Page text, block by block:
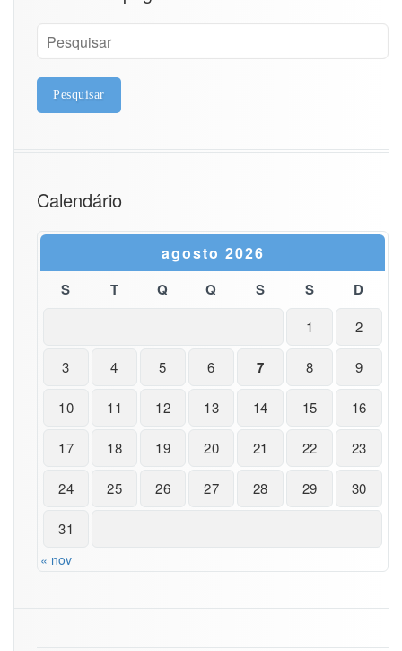
Calendário
agosto 2026
S T Q Q S S D
1 2
3 4 5 6 7 8 9
10 11 12 13 14 15 16
17 18 19 20 21 22 23
24 25 26 27 28 29 30
31
« nov